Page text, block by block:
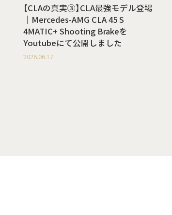
【CLAの真実③】CLA最強モデル登場
｜Mercedes-AMG CLA 45 S
4MATIC+ Shooting Brakeを
Youtubeにて公開しました
2026.06.17